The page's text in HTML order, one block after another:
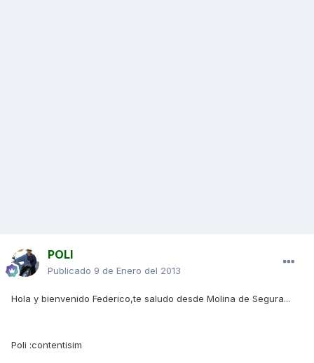
POLI
Publicado 9 de Enero del 2013
Hola y bienvenido Federico,te saludo desde Molina de Segura...
Poli :contentisim